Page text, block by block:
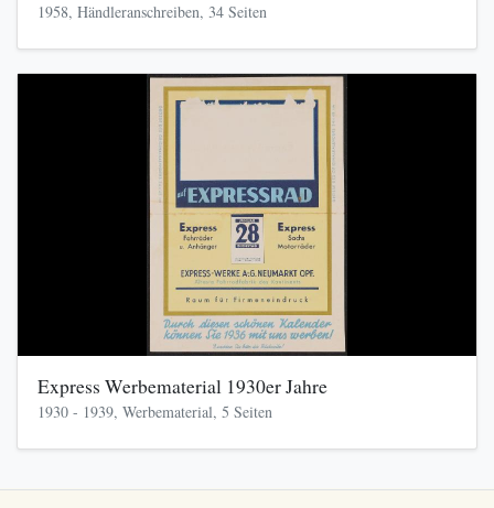
1958, Händleranschreiben, 34 Seiten
Express Werbematerial 1930er Jahre
1930 - 1939, Werbematerial, 5 Seiten